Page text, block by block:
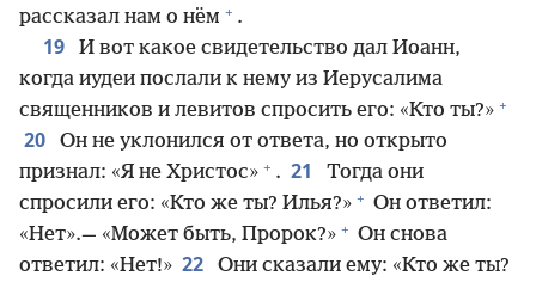
рассказал нам о нём + .
19
И вот какое свидетельство дал Иоанн,
когда иудеи послали к нему из Иерусалима
священников и левитов спросить его: «Кто ты?» +
20
Он не уклонился от ответа, но открыто
признал: «Я не Христос» + . 21
Тогда они
спросили его: «Кто же ты? Илья?» + Он ответил:
«Нет».— «Может быть, Пророк?» + Он снова
ответил: «Нет!» 22
Они сказали ему: «Кто же ты?